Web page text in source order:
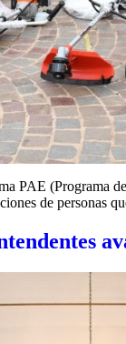
PAE (Programa
de personas